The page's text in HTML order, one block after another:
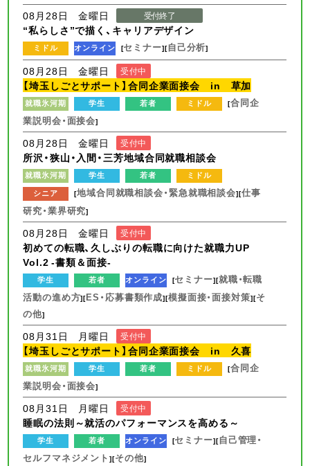
08月28日 金曜日 受付終了
“私らしさ”で描く、キャリアデザイン
ミドル オンライン [セミナー][自己分析]
08月28日 金曜日 受付中
【埼玉しごとサポート】合同企業面接会 in 草加
就職氷河期 学生 若者 ミドル [合同企
業説明会・面接会]
08月28日 金曜日 受付中
所沢・狭山・入間・三芳地域合同就職相談会
就職氷河期 学生 若者
ミドル
シニア
[地域合同就職相談会・緊急就職相談会][仕事
研究・業界研究]
08月28日 金曜日 受付中
初めての転職、久しぶりの転職に向けた就職力UP
Vol.2 -書類＆面接-
学生 若者 オンライン [セミナー][就職・転職
活動の進め方][ES・応募書類作成][模擬面接・面接対策][そ
の他]
08月31日 月曜日 受付中
【埼玉しごとサポート】合同企業面接会 in 久喜
就職氷河期 学生 若者 ミドル [合同企
業説明会・面接会]
08月31日 月曜日 受付中
睡眠の法則～就活のパフォーマンスを高める～
学生 若者 オンライン [セミナー][自己管理・
セルフマネジメント][その他]